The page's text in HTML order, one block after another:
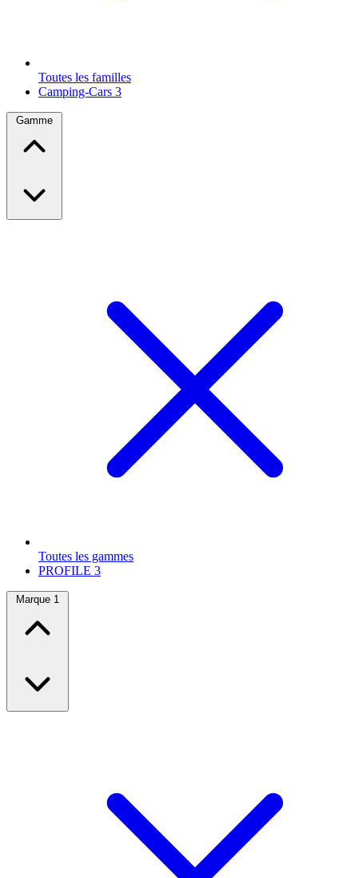
Toutes les familles
Camping-Cars 3
Gamme
Toutes les gammes
PROFILE 3
Marque 1